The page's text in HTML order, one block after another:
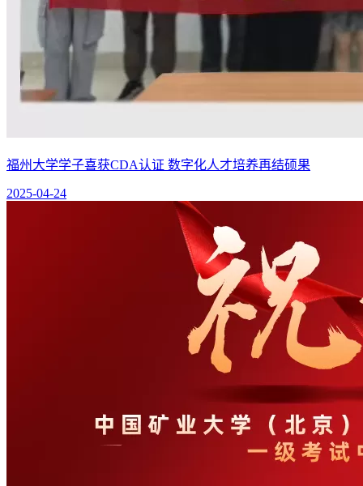
福州大学学子喜获CDA认证 数字化人才培养再结硕果
2025-04-24